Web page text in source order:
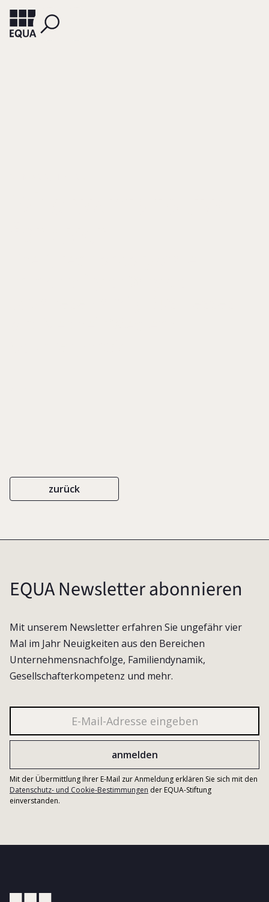
zurück
EQUA Newsletter abonnieren
Mit unserem Newsletter erfahren Sie ungefähr vier
Mal im Jahr Neuigkeiten aus den Bereichen
Unternehmensnachfolge, Familiendynamik,
Gesellschafterkompetenz und mehr.
Mit der Übermittlung Ihrer E-Mail zur Anmeldung erklären Sie sich mit den
Datenschutz- und Cookie-Bestimmungen der EQUA-Stiftung
einverstanden.